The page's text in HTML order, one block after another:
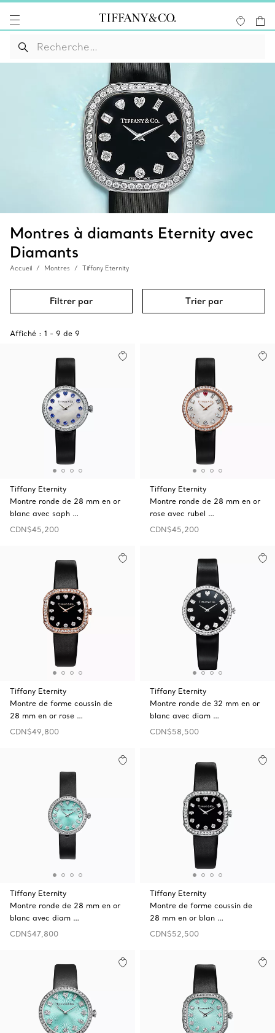
Montres à diamants Eternity avec
Diamants
Accueil Montres Tiffany Eternity
Filtrer par Trier par
Affiché : 1 - 9 de 9
Tiffany Eternity
Montre ronde de 28 mm en or
blanc avec saph …
CDN$45,200
Tiffany Eternity
Montre ronde de 28 mm en or
rose avec rubel …
CDN$45,200
Tiffany Eternity
Montre de forme coussin de
28 mm en or rose …
CDN$49,800
Tiffany Eternity
Montre ronde de 32 mm en or
blanc avec diam …
CDN$58,500
Tiffany Eternity
Montre ronde de 28 mm en or
blanc avec diam …
CDN$47,800
Tiffany Eternity
Montre de forme coussin de
28 mm en or blan …
CDN$52,500